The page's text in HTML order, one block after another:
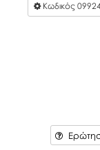
Κωδικός